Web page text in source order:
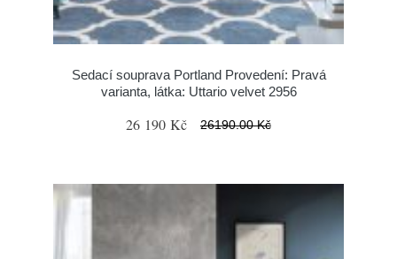
Sedací souprava Portland Provedení: Pravá
varianta, látka: Uttario velvet 2956
26 190 Kč 26190.00 Kč